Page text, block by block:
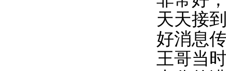
天天接
好消息
王哥当